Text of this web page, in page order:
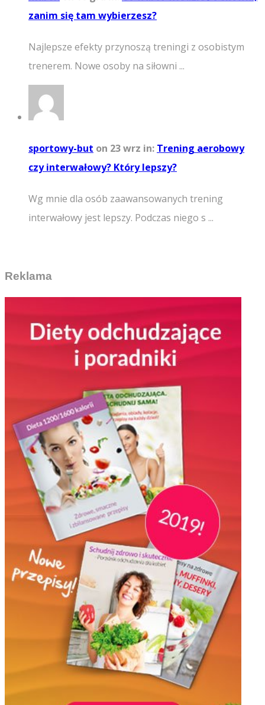
zanim się tam wybierzesz?
Najlepsze efekty przynoszą treningi z osobistym
trenerem. Nowe osoby na siłowni ...
sportowy-but on 23 wrz in: Trening aerobowy
czy interwałowy? Który lepszy?
Wg mnie dla osób zaawansowanych trening
interwałowy jest lepszy. Podczas niego s ...
Reklama